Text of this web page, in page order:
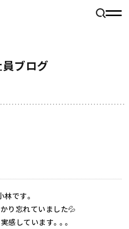
ブログ
林です。
り忘れていました💦
感しています。。。